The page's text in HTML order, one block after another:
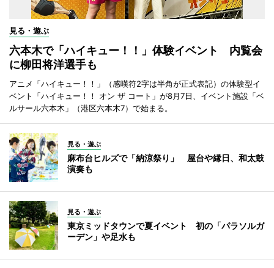
見る・遊ぶ
六本木で「ハイキュー！！」体験イベント 内覧会
に柳田将洋選手も
アニメ「ハイキュー！！」（感嘆符2字は半角が正式表記）の体験型イ
ベント「ハイキュー！！ オン ザ コート」が8月7日、イベント施設「ベ
ルサール六本木」（港区六本木7）で始まる。
見る・遊ぶ
麻布台ヒルズで「納涼祭り」 屋台や縁日、和太鼓
演奏も
見る・遊ぶ
東京ミッドタウンで夏イベント 初の「パラソルガ
ーデン」や足水も